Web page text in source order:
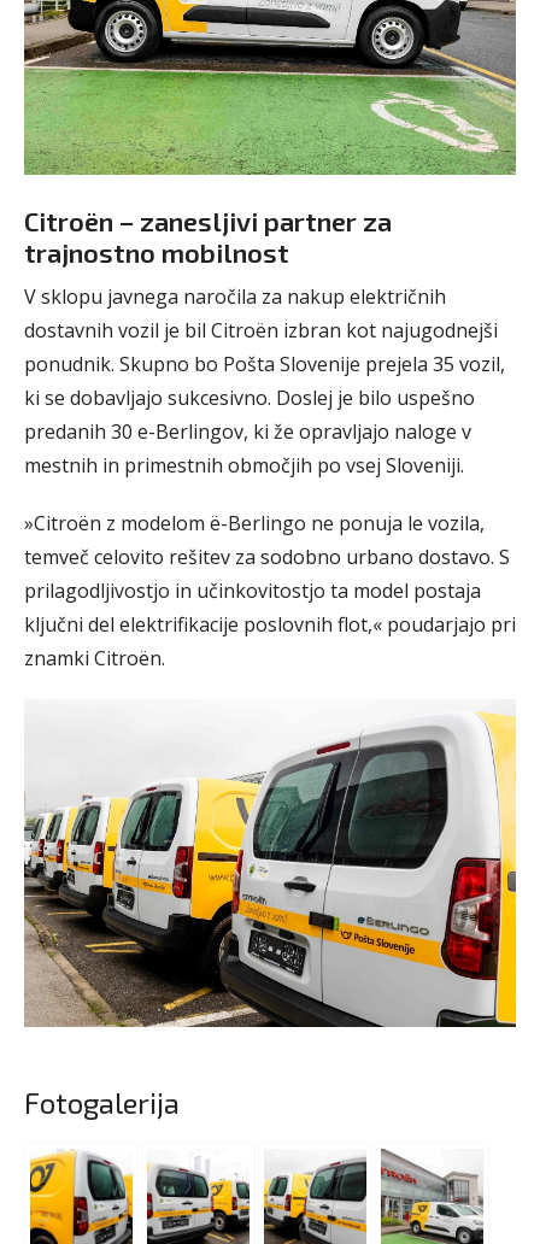
Citroën – zanesljivi partner za
trajnostno mobilnost
V sklopu javnega naročila za nakup električnih
dostavnih vozil je bil Citroën izbran kot najugodnejši
ponudnik. Skupno bo Pošta Slovenije prejela 35 vozil,
ki se dobavljajo sukcesivno. Doslej je bilo uspešno
predanih 30 e-Berlingov, ki že opravljajo naloge v
mestnih in primestnih območjih po vsej Sloveniji.
»Citroën z modelom ë-Berlingo ne ponuja le vozila,
temveč celovito rešitev za sodobno urbano dostavo. S
prilagodljivostjo in učinkovitostjo ta model postaja
ključni del elektrifikacije poslovnih flot,« poudarjajo pri
znamki Citroën.
Fotogalerija